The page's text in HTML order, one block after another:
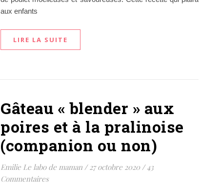
aux enfants
LIRE LA SUITE
Gâteau « blender » aux
poires et à la pralinoise
(companion ou non)
Emilie Le labo de maman / 27 octobre 2020 / 43
Commentaires